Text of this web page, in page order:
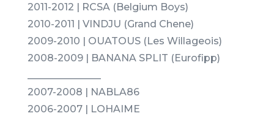
2011-2012 | RCSA (Belgium Boys)
2010-2011 | VINDJU (Grand Chene)
2009-2010 | OUATOUS (Les Willageois)
2008-2009 | BANANA SPLIT (Eurofipp)
2007-2008 | NABLA86
2006-2007 | LOHAIME